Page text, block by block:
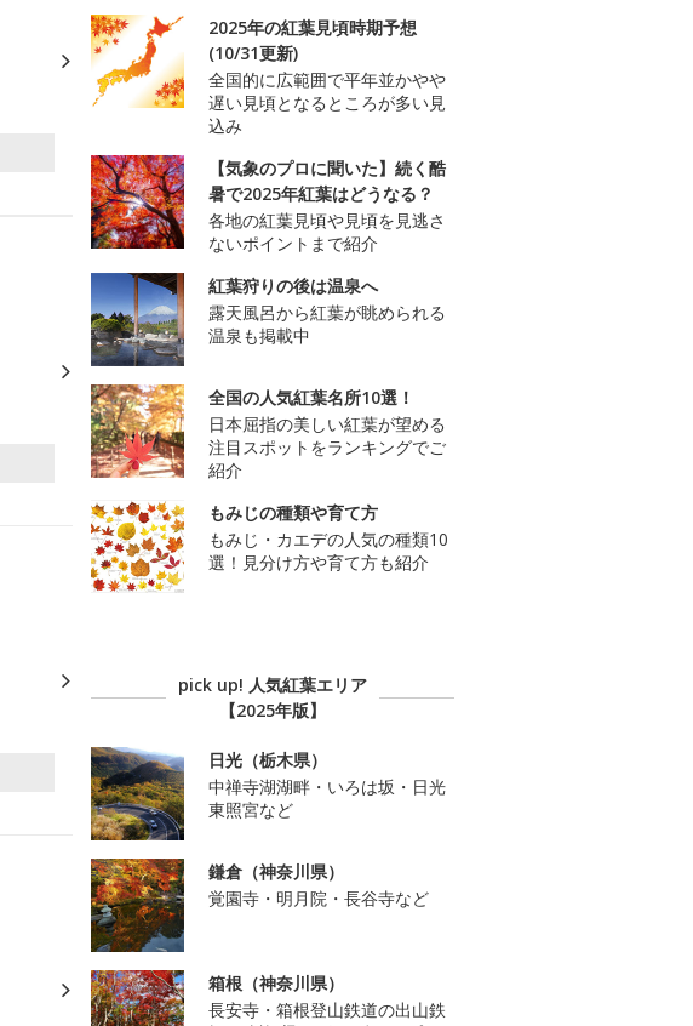
2025年の紅葉見頃時期予想
(10/31更新)
全国的に広範囲で平年並かやや
遅い見頃となるところが多い見
込み
【気象のプロに聞いた】続く酷
暑で2025年紅葉はどうなる？
各地の紅葉見頃や見頃を見逃さ
ないポイントまで紹介
紅葉狩りの後は温泉へ
露天風呂から紅葉が眺められる
温泉も掲載中
全国の人気紅葉名所10選！
日本屈指の美しい紅葉が望める
注目スポットをランキングでご
紹介
もみじの種類や育て方
もみじ・カエデの人気の種類10
選！見分け方や育て方も紹介
pick up! 人気紅葉エリア
【2025年版】
日光（栃木県）
中禅寺湖湖畔・いろは坂・日光
東照宮など
鎌倉（神奈川県）
覚園寺・明月院・長谷寺など
箱根（神奈川県）
長安寺・箱根登山鉄道の出山鉄